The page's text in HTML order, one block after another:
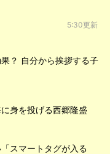
5:30更新
？ 自分から挨拶する子
身を投げる西郷隆盛
スマートタグが入る